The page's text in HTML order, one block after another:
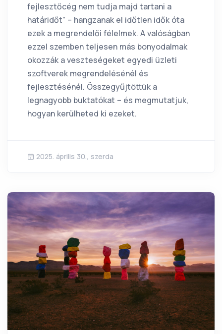
fejlesztőcég nem tudja majd tartani a
határidőt” – hangzanak el időtlen idők óta
ezek a megrendelői félelmek. A valóságban
ezzel szemben teljesen más bonyodalmak
okozzák a veszteségeket egyedi üzleti
szoftverek megrendelésénél és
fejlesztésénél. Összegyűjtöttük a
legnagyobb buktatókat – és megmutatjuk,
hogyan kerülheted ki ezeket.
2025. április 30., szerda